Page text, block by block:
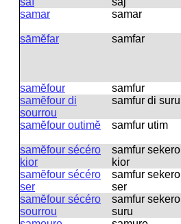
samar
samar
sāmĕfar
samfar
samĕfour
samfur
samĕfour di
sourrou
samfur di suru
samĕfour outimĕ
samfur utim
samĕfour sécéro
kior
samfur sekero
kior
samĕfour sécéro
ser
samfur sekero
ser
samĕfour sécéro
sourrou
samfur sekero
suru